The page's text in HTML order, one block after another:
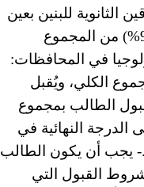
للبنين بعين
شمس: يشترط الحصول على مجموع لا يقل عن (252) درجة بنسبة تعادل (90%) من المجموع
في المحافظات:
درجة بنسبة تعادل (98%) من المجموع الكلي، ويُقبل
الطالب بمجموع
على الدرجة النهائية في
يجب أن يكون الطالب
القبول التي